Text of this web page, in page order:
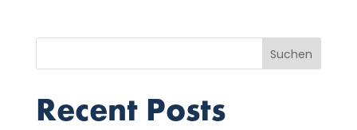
Suchen
Recent Posts